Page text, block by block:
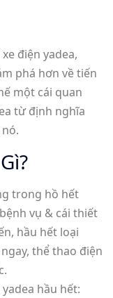
điện yadea,
phá hơn về tiến
một cái quan
từ định nghĩa
trong hồ hết
vụ & cái thiết
hầu hết loại
thể thao điện
hầu hết: